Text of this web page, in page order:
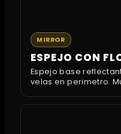
MIRROR
ESPEJO CON
Espejo base
velas en perimetro.